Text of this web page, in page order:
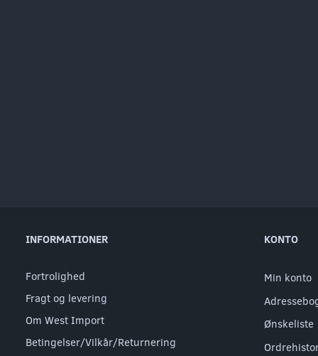
INFORMATIONER
Fortrolighed
Fragt og levering
Om West Import
Betingelser/Vilkår/Returnering
KONTO
Min konto
Ønskeliste